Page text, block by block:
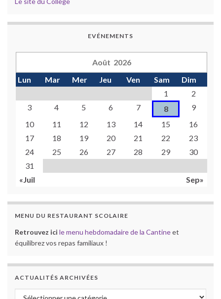
EVÉNEMENTS
Août 2026
Lun
Mar Mer Jeu Ven Sam Dim
«Juil Sep»
1
2
3
4 5 6 7 8
9
10
11 12 13 14 15
16
17
18 19 20 21 22
23
24
25 26 27 28 29
30
31
MENU DU RESTAURANT SCOLAIRE
Retrouvez ici le menu hebdomadaire de la Cantineet
équilibrez vos repas familiaux !
ACTUALITÉS ARCHIVÉES
Actualités archivées